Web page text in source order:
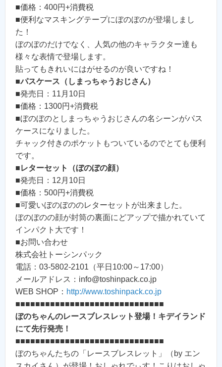
■価格：400円+消費税
■便利なマスキングテープにぼのぼのが登場しまし
た！
ぼのぼのだけでなく、人気の他のキャラクター達も
様々な表情で登場します。
貼ってもきれいにはがせるのが良いですね！
■パスケース（しまっちゃうおじさん）
■発売日：11月10日
■価格：1300円+消費税
■ぼのぼのとしまっちゃうおじさんの名シーンがパス
ケースになりました。
チャック付きのポケットもついているのでとても便利
です。
■レターセット（ぼのぼの顔）
■発売日：12月10日
■価格：500円+消費税
■可愛いぼのぼののレターセットが出来ました。
ぼのぼのの顔が封筒の裏面にどアップで描かれていて
インパクト大です！
■お問い合わせ
株式会社トーシンパック
電話：03-5802-2101（平日10:00～17:00）
メールアドレス：info@toshinpack.co.jp
WEB SHOP： http://www.toshinpack.co.jp
■■■■■■■■■■■■■■■■■■■■■■■■■■■■■■
ぼのちゃんのレースブレスレット登場！キデイランド
にて先行発売！
■■■■■■■■■■■■■■■■■■■■■■■■■■■■■■
ぼのちゃんたちの「レースブレスレット」（by エン